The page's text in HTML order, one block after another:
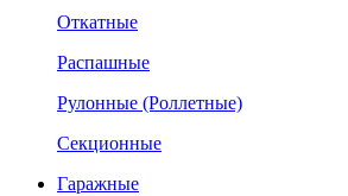
Откатные
Распашные
Рулонные (Роллетные)
Секционные
Гаражные